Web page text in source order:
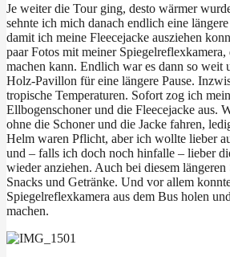
Je weiter die Tour ging, desto wärmer
sehnte ich mich danach endlich eine
damit ich meine Fleecejacke ausziehen
paar Fotos mit meiner
machen kann. Endlich war es dann so weit
Holz-Pavillon für eine längere Pause.
tropische Temperaturen. Sofort zog ich
Ellbogenschoner und die Fleecejacke aus.
ohne die Schoner und die Jacke fahren,
Helm waren Pflicht, aber ich wollte lieber
und – falls ich doch noch hinfalle – lieber
wieder anziehen. Auch bei diesem
Snacks und Getränke. Und vor allem
Spiegelreflexkamera aus dem Bus holen
machen.